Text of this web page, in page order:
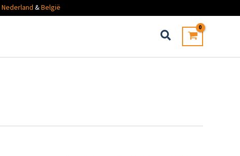
Nederland &België